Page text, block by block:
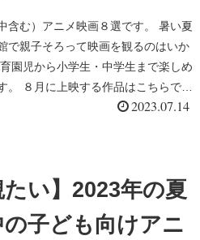
含む）アニメ映画８選です。 暑い夏
で親子そろって映画を観るのはいか
園児から小学生・中学生まで楽しめ
。 ８月に上映する作品はこちらでま
2023.07.14
たい】2023年の夏
子ども向けアニ